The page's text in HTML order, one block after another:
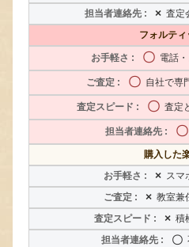
× 査定
フォルテ
〇 電話
〇 自社で専
〇 査定
〇
購入した
× スマ
× 教室兼
× 積
〇